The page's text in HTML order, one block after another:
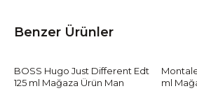
Benzer Ürünler
-27%
BOSS Hugo Just Different Edt
125 ml Mağaza Ürün Man
-27%
ml